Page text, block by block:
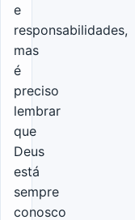
e
responsabilidades,
mas
é
preciso
lembrar
que
Deus
está
sempre
conosco